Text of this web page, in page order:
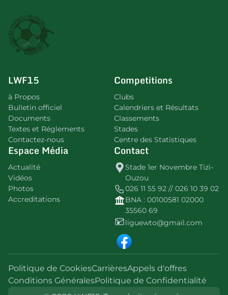
LWF15
à Propos
Bulletin officiel
Documents
Textes et Réglements
Contactez-nous
Competitions
Clubs
Calendriers et Résultats
Classements
Stades
Centre des Statistiques
Espace Média
Actualité
Vidéos
Photos
Accreditations
Contact
Stade 1er Novembre Tizi-
Ouzou
026 11 55 92 // 026 10 39 02
BNA : 00100581 02000
35560 69
liguewto@gmail.com
Politique de CookiesCarrièresAppels d'offres
Conditions GénéralesPolitique de Confidentialité